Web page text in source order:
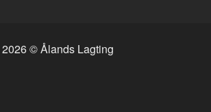
2026 © Ålands Lagting